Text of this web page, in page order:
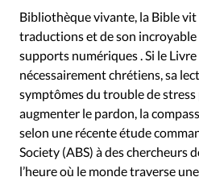
Bibliothèque vivante, la Bible vit
traductions et de son
supports numériques . Si le
nécessairement chrétiens, sa
symptômes du trouble de
augmenter le pardon, la
selon une récente étude
Society (ABS) à des chercheurs
l’heure où le monde traverse